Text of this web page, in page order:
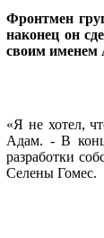
Фронтмен
наконец он
своим именем
«Я не хотел,
Адам. - В
разработки
Селены Гомес.